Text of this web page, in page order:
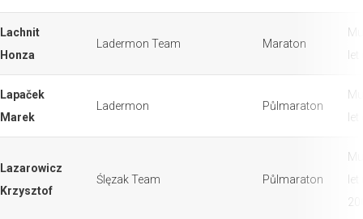
Lachnit
Honza
Ladermon Team Maraton
Lapaček
Marek
Ladermon Půlmaraton
Lazarowicz
Krzysztof
Ślęzak Team Půlmaraton